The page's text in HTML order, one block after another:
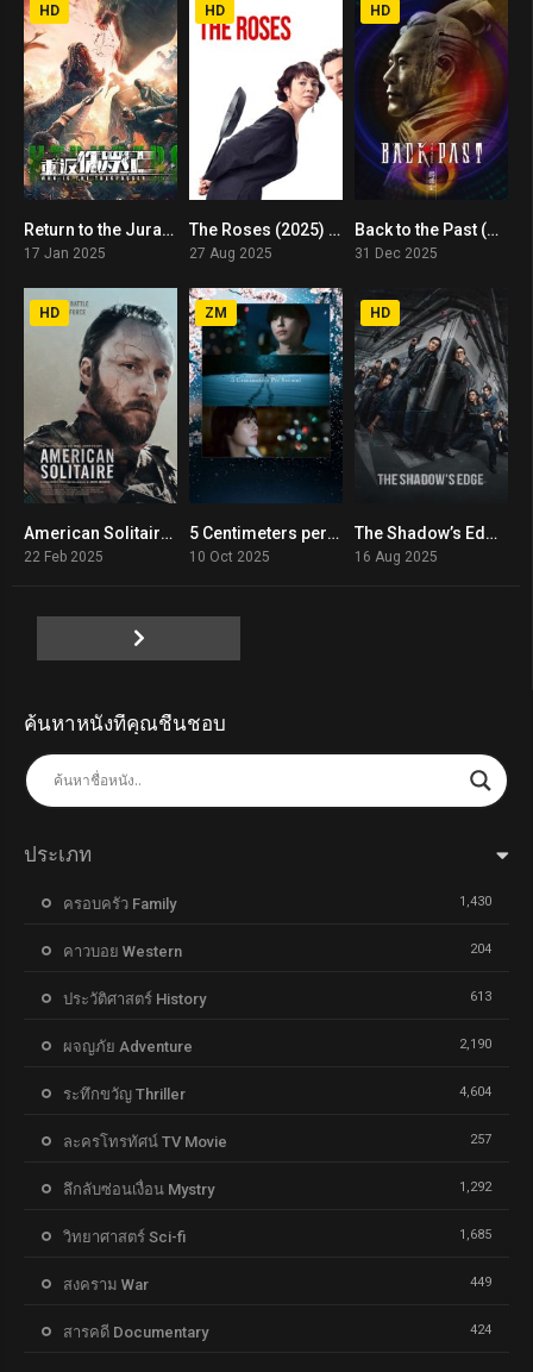
4.2
HD
Return to the Jurassic (2025) พากย์ไทย
17 Jan 2025
7
HD
The Roses (2025) พากย์ไทย
27 Aug 2025
6.4
HD
Back to the Past (2025) เจาะเวลาหาจิ๋นซี เดอะมูฟวี่
31 Dec 2025
6.5
HD
American Solitaire (2025) พากย์ไทย
22 Feb 2025
7.1
ZM
5 Centimeters per Second (2025) ยามซากุระร่วงโรย
10 Oct 2025
8.4
HD
The Shadow’s Edge (2025) แผนระห่ำ ใหญ่ฟัดเดือด
16 Aug 2025
ค้นหาหนังที่คุณชื่นชอบ
ประเภท
ครอบครัว Family 1,430
คาวบอย Western 204
ประวัติศาสตร์ History 613
ผจญภัย Adventure 2,190
ระทึกขวัญ Thriller 4,604
ละครโทรทัศน์ TV Movie 257
ลึกลับซ่อนเงื่อน Mystry 1,292
วิทยาศาสตร์ Sci-fi 1,685
สงคราม War 449
สารคดี Documentary 424